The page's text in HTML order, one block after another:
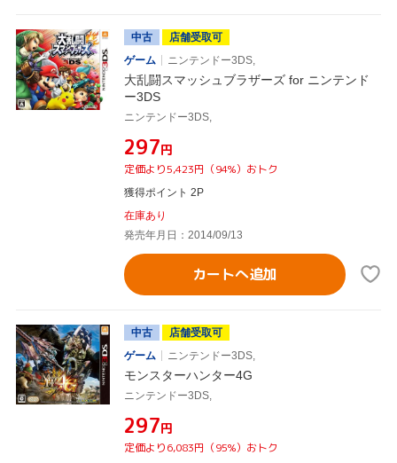
中古
店舗受取可
ゲーム
ニンテンドー3DS,
大乱闘スマッシュブラザーズ for ニンテンド
ー3DS
ニンテンドー3DS,
¥297円
定価より5,423円（94%）おトク
獲得ポイント 2P
在庫あり
発売年月日：2014/09/13
カートへ追加
中古
店舗受取可
ゲーム
ニンテンドー3DS,
モンスターハンター4G
ニンテンドー3DS,
¥297円
定価より6,083円（95%）おトク